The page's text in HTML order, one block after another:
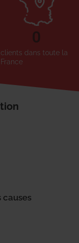
clients dans toute la
France
0
causes